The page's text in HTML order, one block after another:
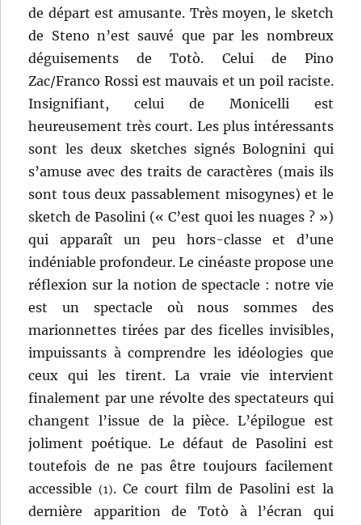
de départ est amusante. Très moyen, le sketch
de Steno n’est sauvé que par les nombreux
déguisements de Totò. Celui de Pino
Zac/Franco Rossi est mauvais et un poil raciste.
Insignifiant, celui de Monicelli est
heureusement très court. Les plus intéressants
sont les deux sketches signés Bolognini qui
s’amuse avec des traits de caractères (mais ils
sont tous deux passablement misogynes) et le
sketch de Pasolini (« C’est quoi les nuages ? »)
qui apparaît un peu hors-classe et d’une
indéniable profondeur. Le cinéaste propose une
réflexion sur la notion de spectacle : notre vie
est un spectacle où nous sommes des
marionnettes tirées par des ficelles invisibles,
impuissants à comprendre les idéologies que
ceux qui les tirent. La vraie vie intervient
finalement par une révolte des spectateurs qui
changent l’issue de la pièce. L’épilogue est
joliment poétique. Le défaut de Pasolini est
toutefois de ne pas être toujours facilement
accessible(1). Ce court film de Pasolini est la
dernière apparition de Totò à l’écran qui